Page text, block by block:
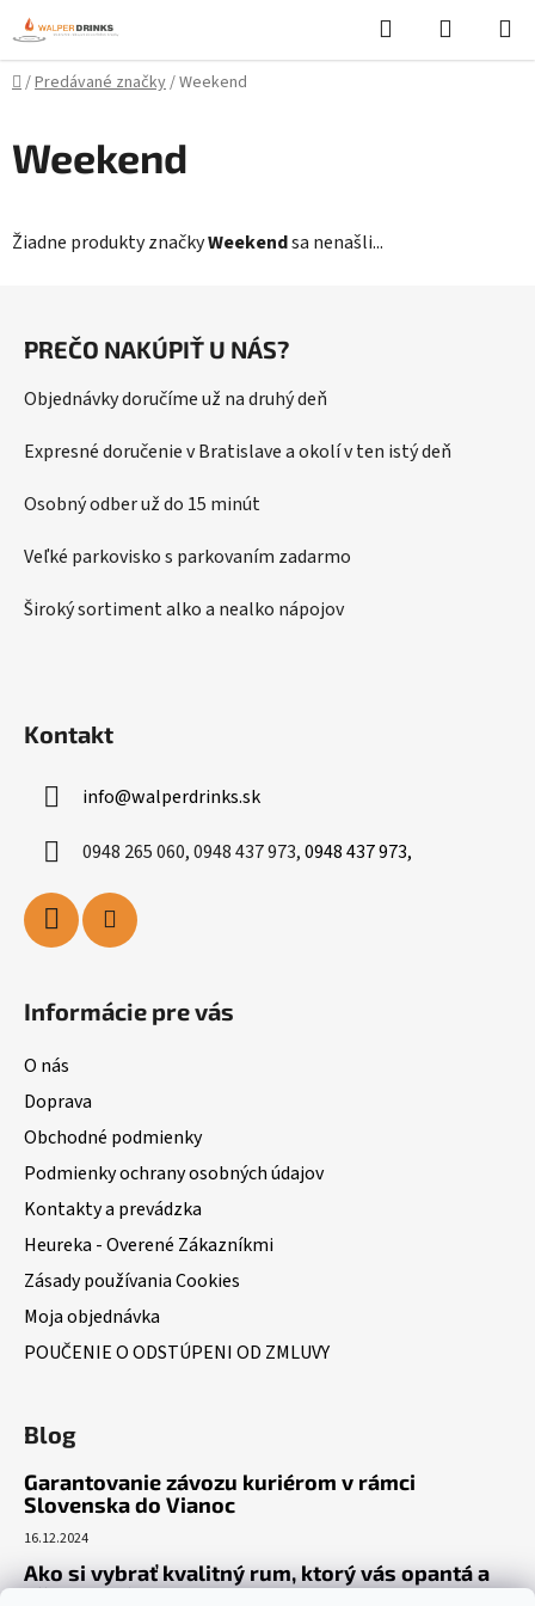
Prejsť
na
obsah
Hľadať
KOŠÍK
Domov
/Predávané značky/Weekend
Weekend
Žiadne produkty značkyWeekendsa nenašli...
PREČO NAKÚPIŤ U NÁS?
Objednávky doručíme už na druhý deň
Expresné doručenie v Bratislave a okolí v ten istý deň
Osobný odber už do 15 minút
Veľké parkovisko s parkovaním zadarmo
Široký sortiment alko a nealko nápojov
Kontakt
info@walperdrinks.sk
0948 265 060, 0948 437 973,0948 437 973,
Informácie pre vás
O nás
Doprava
Obchodné podmienky
Podmienky ochrany osobných údajov
Kontakty a prevádzka
Heureka - Overené Zákazníkmi
Zásady používania Cookies
Moja objednávka
POUČENIE O ODSTÚPENI OD ZMLUVY
Blog
Garantovanie závozu kuriérom v rámci
Slovenska do Vianoc
16.12.2024
Ako si vybrať kvalitný rum, ktorý vás opantá a
už nepustí?